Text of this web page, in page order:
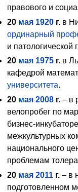
правового и
20 мая 1920 г. в
ординарный
и патологической
20 мая 1975 г. в
кафедрой
университета.
20 мая 2008 г. – в
велопробег по
бизнес-
межкультурных
национального
проблемам
20 мая 2011 г. – в
подготовленном